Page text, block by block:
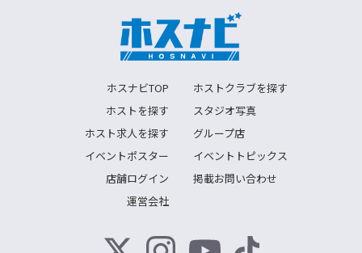
ホスナビTOP
ホストクラブを探す
ホストを探す
スタジオ写真
ホスト求人を探す
グループ店
イベントポスター
イベントトピックス
店舗ログイン
掲載お問い合わせ
運営会社